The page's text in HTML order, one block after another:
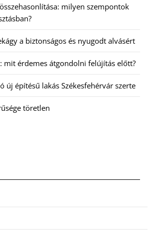
milyen szempontok
a biztonságos és nyugodt alvásért
mit érdemes átgondolni felújítás előtt?
új építésű lakás Székesfehérvár szerte
töretlen